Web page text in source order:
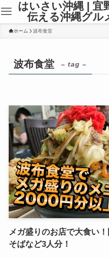
はいさい沖縄 | 宜
伝える沖縄グル
ホーム 波布食堂
波布食堂 – tag –
メガ盛りのお店で大食い
そばなど3人分！